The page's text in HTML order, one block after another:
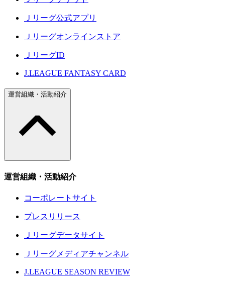
Ｊリーグ公式アプリ
Ｊリーグオンラインストア
ＪリーグID
J.LEAGUE FANTASY CARD
運営組織・活動紹介
運営組織・活動紹介
コーポレートサイト
プレスリリース
Ｊリーグデータサイト
Ｊリーグメディアチャンネル
J.LEAGUE SEASON REVIEW